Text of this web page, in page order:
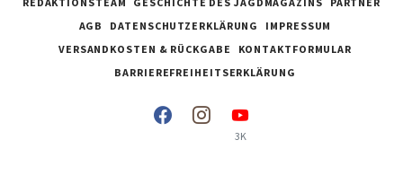
AGB
DATENSCHUTZERKLÄRUNG
IMPRESSUM
VERSANDKOSTEN & RÜCKGABE
KONTAKTFORMULAR
BARRIEREFREIHEITSERKLÄRUNG
3K